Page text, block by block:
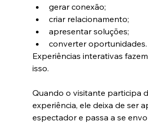
gerar conexão;
criar relacionamento;
apresentar soluções;
converter oportunidades.
Experiências interativas
isso.
Quando o visitante participa
experiência, ele deixa de ser
espectador e passa a se